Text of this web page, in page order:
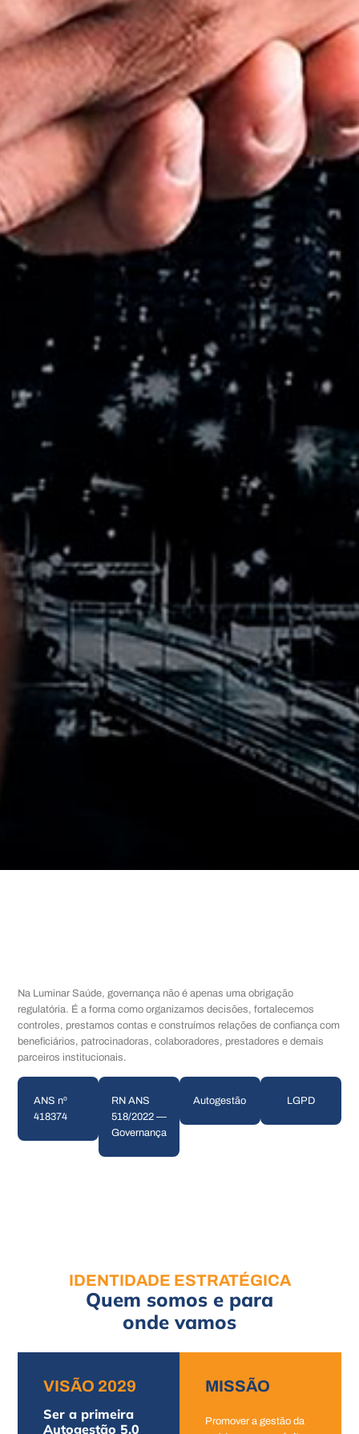
Na Luminar Saúde, governança não é apenas uma obrigação
regulatória. É a forma como organizamos decisões, fortalecemos
controles, prestamos contas e construímos relações de confiança com
beneficiários, patrocinadoras, colaboradores, prestadores e demais
parceiros institucionais.
ANS nº
418374
RN ANS
518/2022 —
Governança
Autogestão LGPD
IDENTIDADE ESTRATÉGICA
Quem somos e para
onde vamos
VISÃO 2029
Ser a primeira
Autogestão 5.0
MISSÃO
Promover a gestão da